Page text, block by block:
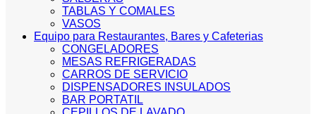
TABLAS Y COMALES
VASOS
Equipo para Restaurantes, Bares y Cafeterias
CONGELADORES
MESAS REFRIGERADAS
CARROS DE SERVICIO
DISPENSADORES INSULADOS
BAR PORTATIL